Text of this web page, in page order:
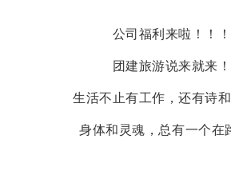
公司福利来啦！！！
团建旅游说来就来！
生活不止有工作，还有诗和
身体和灵魂，总有一个在